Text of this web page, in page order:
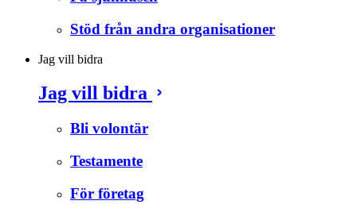
Stöd från andra organisationer
Jag vill bidra
Jag vill bidra
Bli volontär
Testamente
För företag